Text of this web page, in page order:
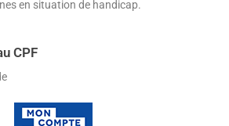
en situation de handicap.
CPF